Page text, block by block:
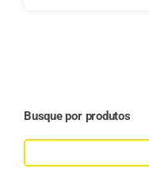
Busque por produtos